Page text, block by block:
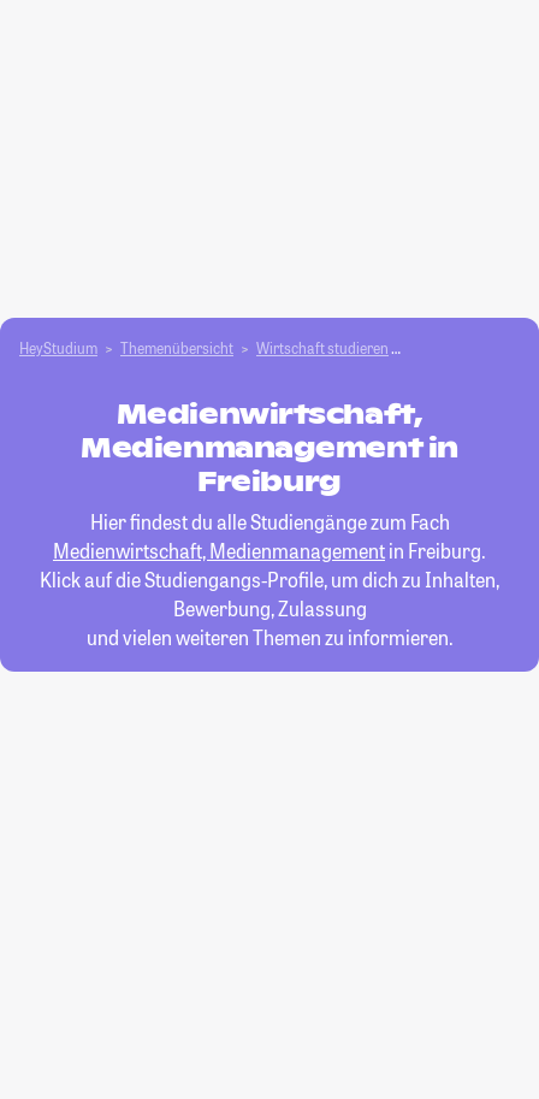
HeyStudium Themenübersicht Wirtschaft studieren
Medienwirtschaft,
Medienmanagement in
Freiburg
Hier findest du alle Studiengänge zum Fach
Medienwirtschaft, Medienmanagementin Freiburg.
Klick auf die Studiengangs-Profile, um dich zu Inhalten,
Bewerbung, Zulassung
und vielen weiteren Themen zu informieren.